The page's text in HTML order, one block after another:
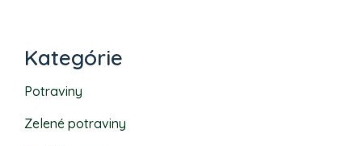
Kategórie
Potraviny
Zelené potraviny